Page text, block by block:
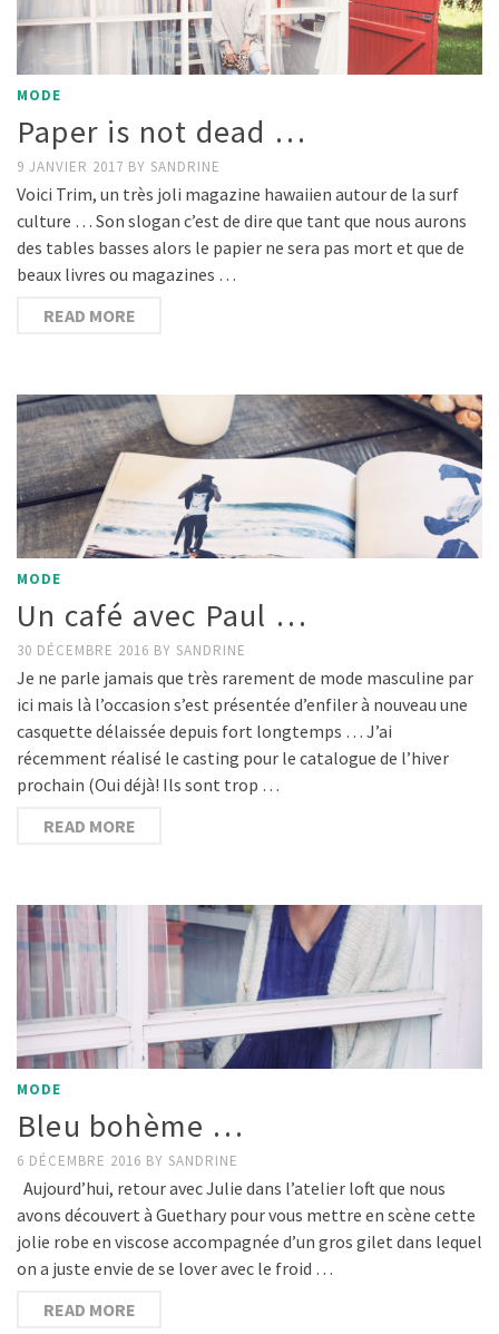
MODE
Paper is not dead …
9 JANVIER 2017 BY SANDRINE
Voici Trim, un très joli magazine hawaiien autour de la surf
culture … Son slogan c’est de dire que tant que nous aurons
des tables basses alors le papier ne sera pas mort et que de
beaux livres ou magazines …
READ MORE
MODE
Un café avec Paul …
30 DÉCEMBRE 2016 BY SANDRINE
Je ne parle jamais que très rarement de mode masculine par
ici mais là l’occasion s’est présentée d’enfiler à nouveau une
casquette délaissée depuis fort longtemps … J’ai
récemment réalisé le casting pour le catalogue de l’hiver
prochain (Oui déjà! Ils sont trop …
READ MORE
MODE
Bleu bohème …
6 DÉCEMBRE 2016 BY SANDRINE
Aujourd’hui, retour avec Julie dans l’atelier loft que nous
avons découvert à Guethary pour vous mettre en scène cette
jolie robe en viscose accompagnée d’un gros gilet dans lequel
on a juste envie de se lover avec le froid …
READ MORE